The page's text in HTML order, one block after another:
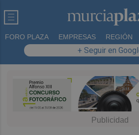
FORO PLAZA EMPRESAS REGIÓN
+ Seguir en